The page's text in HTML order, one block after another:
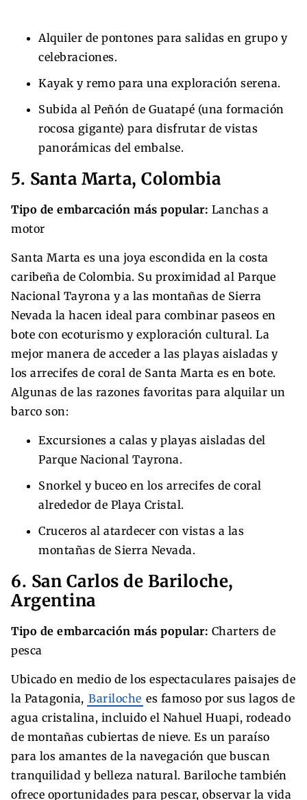
Alquiler de pontones para salidas en grupo y
celebraciones.
Kayak y remo para una exploración serena.
Subida al Peñón de Guatapé (una formación
rocosa gigante) para disfrutar de vistas
panorámicas del embalse.
5. Santa Marta, Colombia
Tipo de embarcación más popular: Lanchas a
motor
Santa Marta es una joya escondida en la costa
caribeña de Colombia. Su proximidad al Parque
Nacional Tayrona y a las montañas de Sierra
Nevada la hacen ideal para combinar paseos en
bote con ecoturismo y exploración cultural. La
mejor manera de acceder a las playas aisladas y
los arrecifes de coral de Santa Marta es en bote.
Algunas de las razones favoritas para alquilar un
barco son:
Excursiones a calas y playas aisladas del
Parque Nacional Tayrona.
Snorkel y buceo en los arrecifes de coral
alrededor de Playa Cristal.
Cruceros al atardecer con vistas a las
montañas de Sierra Nevada.
6. San Carlos de Bariloche,
Argentina
Tipo de embarcación más popular: Charters de
pesca
Ubicado en medio de los espectaculares paisajes de
la Patagonia, Bariloche es famoso por sus lagos de
agua cristalina, incluido el Nahuel Huapi, rodeado
de montañas cubiertas de nieve. Es un paraíso
para los amantes de la navegación que buscan
tranquilidad y belleza natural. Bariloche también
ofrece oportunidades para pescar, observar la vida